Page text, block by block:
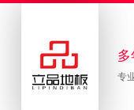
专